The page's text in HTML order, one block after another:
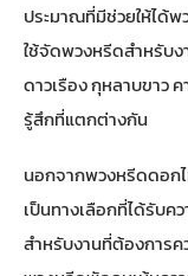
ประมาณที่มีช่วยให้ได้
ใช้จัดพวงหรีดสำหรับ
ดาวเรือง กุหลาบขาว
รู้สึกที่แตกต่างกัน
นอกจากพวงหรีดดอก
เป็นทางเลือกที่ได้รับค
สำหรับงานที่ต้องการค